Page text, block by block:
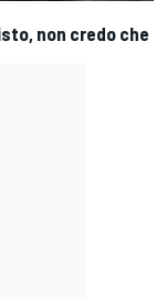
non credo che